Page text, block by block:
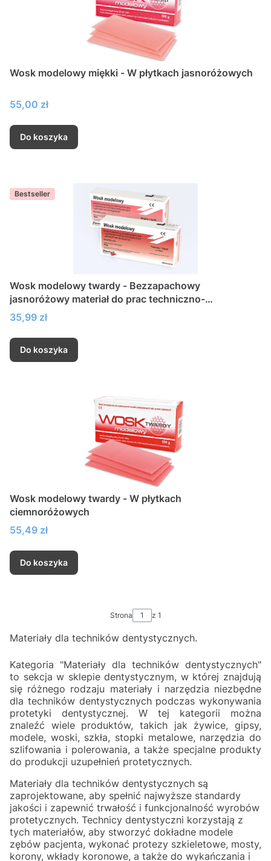
Wosk modelowy miękki - W płytkach jasnoróżowych
Cena
55,00 zł
Do koszyka
Bestseller
Wosk modelowy twardy - Bezzapachowy
jasnoróżowy materiał do prac techniczno-
dentystycznych
Cena
35,99 zł
Do koszyka
Wosk modelowy twardy - W płytkach
ciemnoróżowych
Cena
55,49 zł
Do koszyka
Strona z 1
Materiały dla techników dentystycznych.
Kategoria "Materiały dla techników dentystycznych"
to sekcja w sklepie dentystycznym, w której znajdują
się różnego rodzaju materiały i narzędzia niezbędne
dla techników dentystycznych podczas wykonywania
protetyki dentystycznej. W tej kategorii można
znaleźć wiele produktów, takich jak żywice, gipsy,
modele, woski, szkła, stopki metalowe, narzędzia do
szlifowania i polerowania, a także specjalne produkty
do produkcji uzupełnień protetycznych.
Materiały dla techników dentystycznych są
zaprojektowane, aby spełnić najwyższe standardy
jakości i zapewnić trwałość i funkcjonalność wyrobów
protetycznych. Technicy dentystyczni korzystają z
tych materiałów, aby stworzyć dokładne modele
zębów pacjenta, wykonać protezy szkieletowe, mosty,
korony, wkłady koronowe, a także do wykańczania i